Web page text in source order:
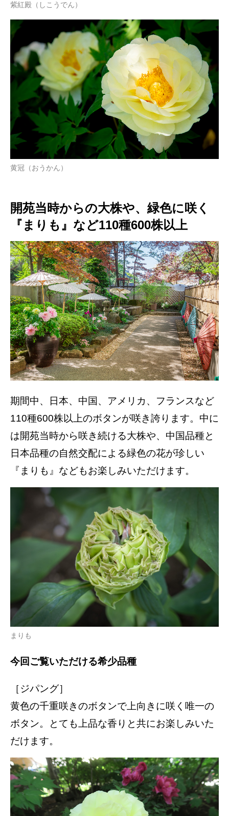
紫紅殿（しこうでん）
黄冠（おうかん）
開苑当時からの大株や、緑色に咲く
『まりも』など110種600株以上
期間中、日本、中国、アメリカ、フランスなど
110種600株以上のボタンが咲き誇ります。中に
は開苑当時から咲き続ける大株や、中国品種と
日本品種の自然交配による緑色の花が珍しい
『まりも』などもお楽しみいただけます。
まりも
今回ご覧いただける希少品種
［ジパング］
黄色の千重咲きのボタンで上向きに咲く唯一の
ボタン。とても上品な香りと共にお楽しみいた
だけます。